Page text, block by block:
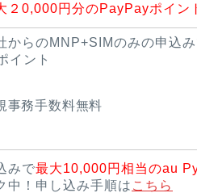
２0,000円分のPayPayポイン
からのMNP+SIMのみの申込
イント
事務手数料無料
みで最大10,000円相当のau
中！申し込み手順は こちら